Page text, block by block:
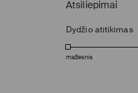
Atsiliepimai
Dydžio atitikimas
mažesnis